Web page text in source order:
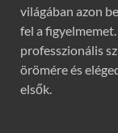
világában azon
fel a
professzionális
örömére és
elsők.